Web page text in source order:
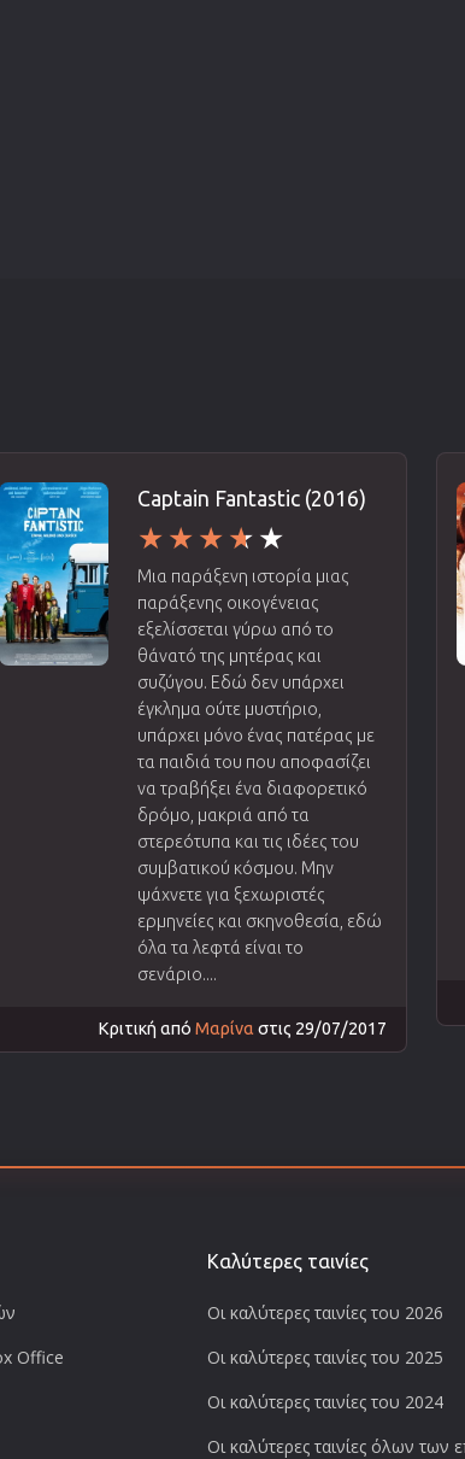
Captain Fantastic (2016)
Μια παράξενη ιστορία μιας
παράξενης οικογένειας
εξελίσσεται γύρω από το
θάνατό της μητέρας και
συζύγου. Εδώ δεν υπάρχει
έγκλημα ούτε μυστήριο,
υπάρχει μόνο ένας πατέρας με
τα παιδιά του που αποφασίζει
να τραβήξει ένα διαφορετικό
δρόμο, μακριά από τα
στερεότυπα και τις ιδέες του
συμβατικού κόσμου. Μην
ψάχνετε για ξεχωριστές
ερμηνείες και σκηνοθεσία, εδώ
όλα τα λεφτά είναι το
σενάριο....
Κριτική από Μαρίνα στις 29/07/2017
Office
Καλύτερες ταινίες
Οι καλύτερες ταινίες του 2026
Οι καλύτερες ταινίες του 2025
Οι καλύτερες ταινίες του 2024
Οι καλύτερες ταινίες όλων των